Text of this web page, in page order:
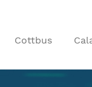
Cottbus